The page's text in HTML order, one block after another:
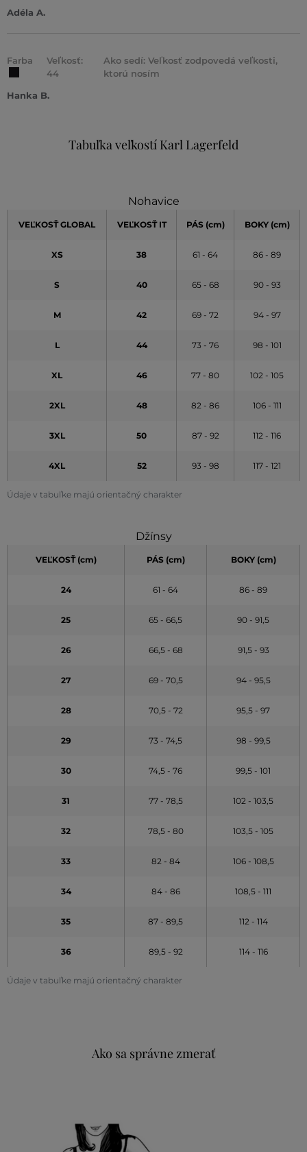
Adéla A.
Farba
Veľkosť:
44
Ako sedí: Veľkosť zodpovedá veľkosti,
ktorú nosím
Hanka B.
Tabuľka veľkostí Karl Lagerfeld
Nohavice
Údaje v tabuľke majú orientačný charakter
VEĽKOSŤ GLOBAL VEĽKOSŤ IT PÁS (cm) BOKY (cm)
XS 38 61 - 64 86 - 89
S 40 65 - 68 90 - 93
M 42 69 - 72 94 - 97
L 44 73 - 76 98 - 101
XL 46 77 - 80 102 - 105
2XL 48 82 - 86 106 - 111
3XL 50 87 - 92 112 - 116
4XL 52 93 - 98 117 - 121
Džínsy
Údaje v tabuľke majú orientačný charakter
VEĽKOSŤ (cm) PÁS (cm) BOKY (cm)
24 61 - 64 86 - 89
25 65 - 66,5 90 - 91,5
26 66,5 - 68 91,5 - 93
27 69 - 70,5 94 - 95,5
28 70,5 - 72 95,5 - 97
29 73 - 74,5 98 - 99,5
30 74,5 - 76 99,5 - 101
31 77 - 78,5 102 - 103,5
32 78,5 - 80 103,5 - 105
33 82 - 84 106 - 108,5
34 84 - 86 108,5 - 111
35 87 - 89,5 112 - 114
36 89,5 - 92 114 - 116
Ako sa správne zmerať